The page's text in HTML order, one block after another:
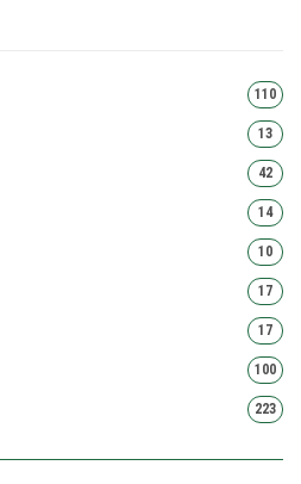
110
13
42
14
10
17
17
100
223